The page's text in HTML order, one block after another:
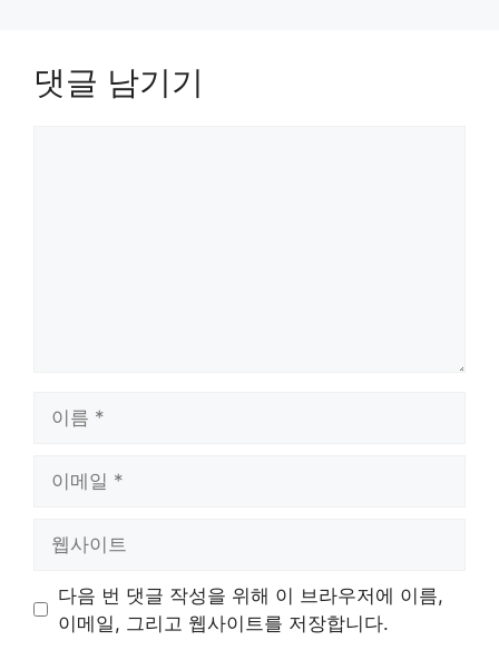
댓글 남기기
트
다음 번 댓글 작성을 위해 이 브라우저에 이름,
이메일, 그리고 웹사이트를 저장합니다.